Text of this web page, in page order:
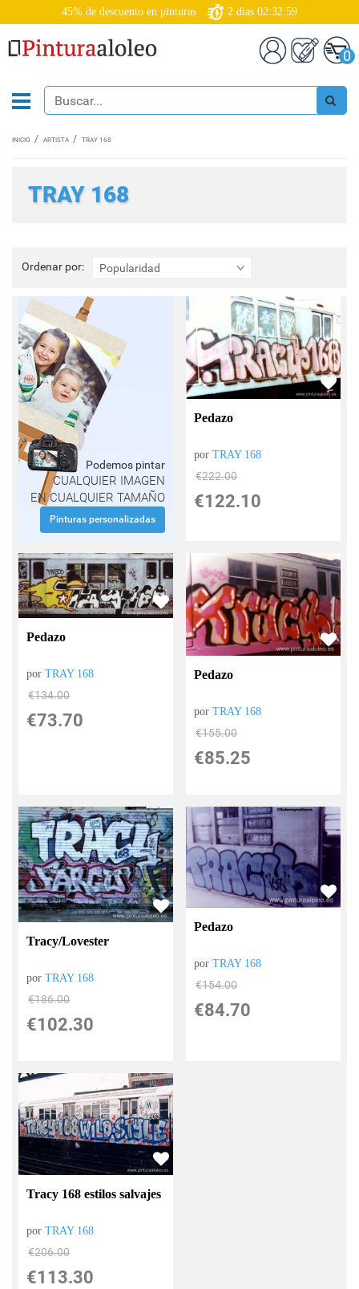
45% de descuento en pinturas 2 días 02:32:59
0
INICIO ARTISTA TRAY 168
TRAY 168
Ordenar por: Popularidad
Ordenar
por:
Podemos pintar
CUALQUIER IMAGEN
EN CUALQUIER TAMAÑO
Pinturas personalizadas
Pedazo
porTRAY 168
€222.00
€122.10
Pedazo
porTRAY 168
€134.00
€73.70
Pedazo
porTRAY 168
€155.00
€85.25
Tracy/Lovester
porTRAY 168
€186.00
€102.30
Pedazo
porTRAY 168
€154.00
€84.70
Tracy 168 estilos salvajes
porTRAY 168
€206.00
€113.30